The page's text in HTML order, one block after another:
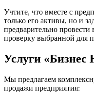
Учтите, что вместе с
только его активы, но и
предварительно
проверку выбранной для
Услуги «Бизнес
Мы предлагаем
продажи предприятия: